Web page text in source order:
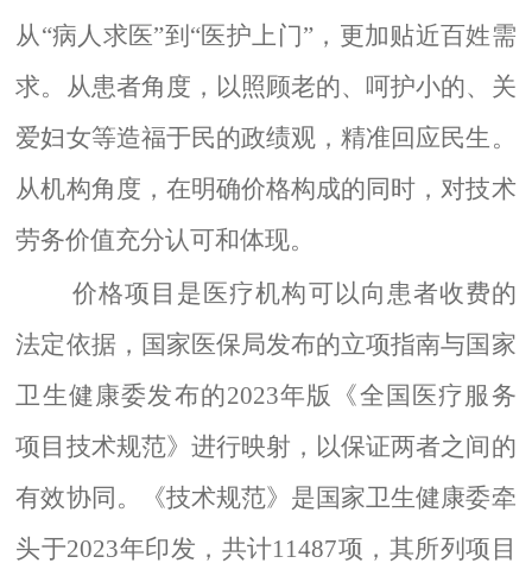
从“病人求医”到“医护上门”，更加贴近百姓需
求。从患者角度，以照顾老的、呵护小的、关
爱妇女等造福于民的政绩观，精准回应民生。
从机构角度，在明确价格构成的同时，对技术
劳务价值充分认可和体现。
价格项目是医疗机构可以向患者收费的
法定依据，国家医保局发布的立项指南与国家
卫生健康委发布的2023年版《全国医疗服务
项目技术规范》进行映射，以保证两者之间的
有效协同。《技术规范》是国家卫生健康委牵
头于2023年印发，共计11487项，其所列项目